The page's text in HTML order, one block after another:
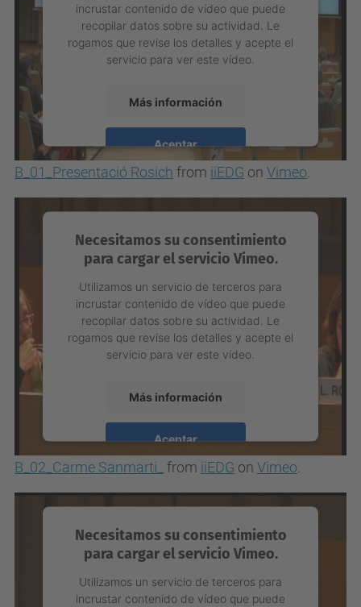
incrustar contenido de vídeo que puede
recopilar datos sobre su actividad. Le
rogamos que revise los detalles y acepte el
servicio para ver este vídeo.
Más información
Aceptar
powered byUsercentrics Consent
B_01_Presentació Rosich from iiEDG on Vimeo
Necesitamos su consentimiento
para cargar el servicio Vimeo.
Utilizamos un servicio de terceros para
incrustar contenido de vídeo que puede
recopilar datos sobre su actividad. Le
rogamos que revise los detalles y acepte el
servicio para ver este vídeo.
Más información
Aceptar
powered by Usercentrics Consent
B_02_Carme Sanmarti_ from iiEDG on Vimeo
Necesitamos su consentimiento
para cargar el servicio Vimeo.
Utilizamos un servicio de terceros para
incrustar contenido de vídeo que puede